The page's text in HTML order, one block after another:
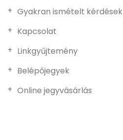
Gyakran ismételt kérdések
Kapcsolat
Linkgyűjtemény
Belépőjegyek
Online jegyvásárlás